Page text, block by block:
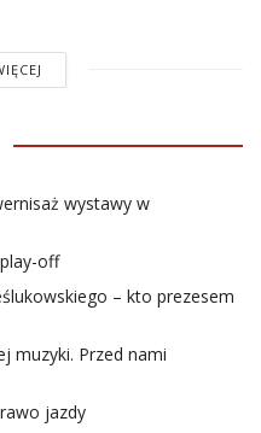
wystawy w
off
– kto prezesem
muzyki. Przed nami
jazdy